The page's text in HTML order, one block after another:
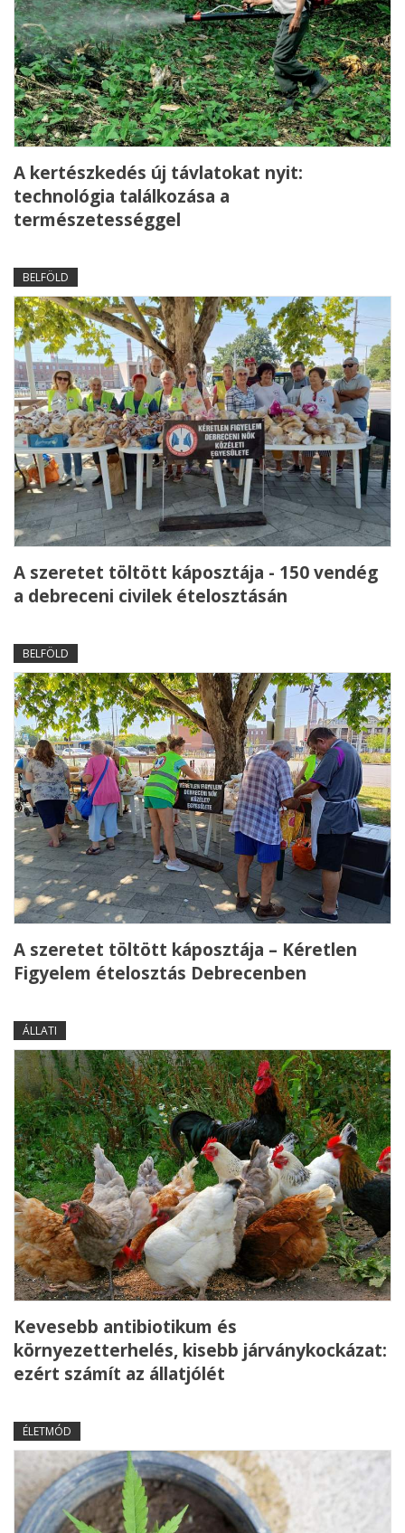
A kertészkedés új távlatokat nyit:
technológia találkozása a
természetességgel
BELFÖLD
A szeretet töltött káposztája - 150 vendég
a debreceni civilek ételosztásán
BELFÖLD
A szeretet töltött káposztája – Kéretlen
Figyelem ételosztás Debrecenben
ÁLLATI
Kevesebb antibiotikum és
környezetterhelés, kisebb járványkockázat:
ezért számít az állatjólét
ÉLETMÓD